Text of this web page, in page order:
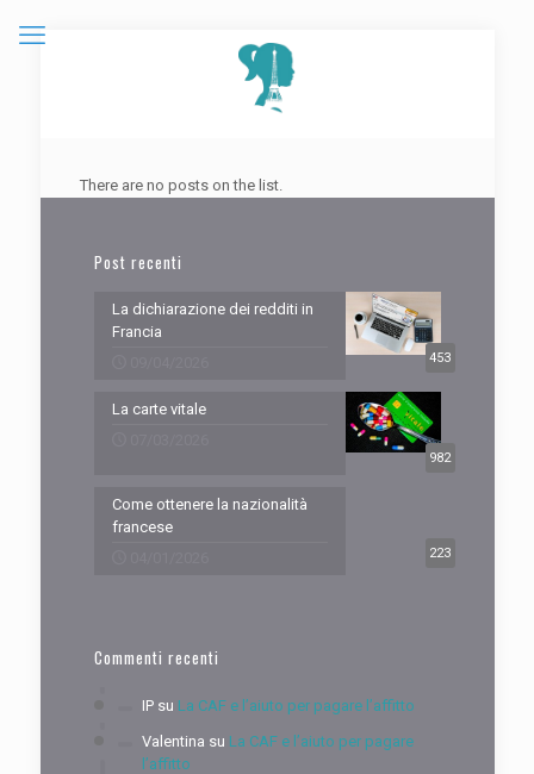
There are no posts on the list.
Post recenti
453
La dichiarazione dei redditi in
Francia
982
La carte vitale
223
Come ottenere la nazionalità
francese
Commenti recenti
IPsu La CAF e l’aiuto per pagare l’affitto
Valentina su La CAF e l’aiuto per pagare
l’affitto